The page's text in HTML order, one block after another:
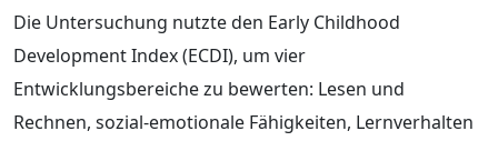
Die Untersuchung nutzte den Early Childhood
Development Index (ECDI), um vier
Entwicklungsbereiche zu bewerten: Lesen und
Rechnen, sozial-emotionale Fähigkeiten, Lernverhalten